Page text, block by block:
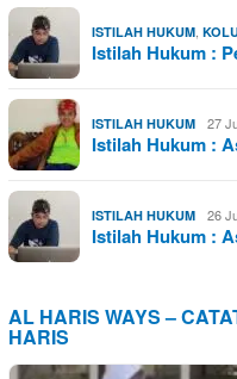
ISTILAH HUKUM,
Istilah Hukum :
ISTILAH HUKUM 27
Istilah Hukum :
ISTILAH HUKUM 26
Istilah Hukum :
AL HARIS WAYS –
HARIS